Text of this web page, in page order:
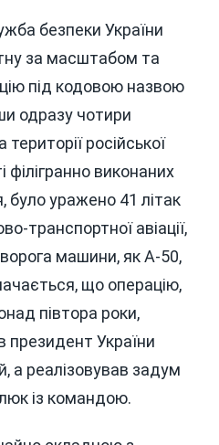
безпеки України
за масштабом та
під кодовою назвою
одразу чотири
російської
філігранно виконаних
було уражено 41 літак
транспортної авіації,
ворога машини, як А-50,
що операцію,
півтора роки,
України
а реалізовував задум
із командою.